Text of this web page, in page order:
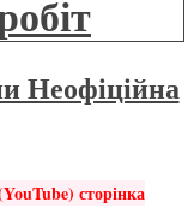
сторінка